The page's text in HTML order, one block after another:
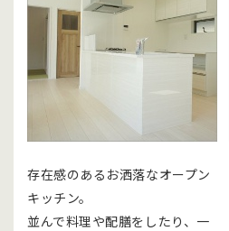
存在感のあるお洒落なオープン
キッチン。
並んで料理や配膳をしたり、一